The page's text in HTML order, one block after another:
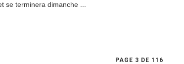
se terminera dimanche ...
PAGE 3 DE 116